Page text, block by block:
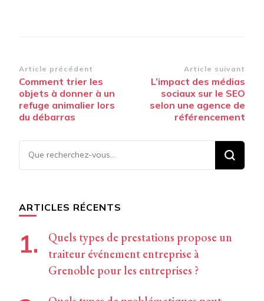
Navigation
d’article
Article précédent
Comment trier les
objets à donner à un
refuge animalier lors
du débarras
Article suivant
L’impact des médias
sociaux sur le SEO
selon une agence de
référencement
Vous
recherchiez
ARTICLES RÉCENTS
Quels types de prestations propose un
traiteur événement entreprise à
Grenoble pour les entreprises ?